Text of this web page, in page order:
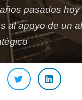
pasados hoy
al apoyo de un